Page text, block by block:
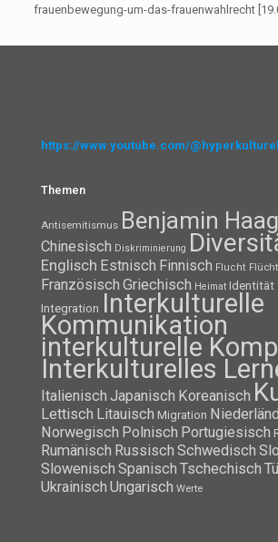
frauenbewegung-um-das-frauenwahlrecht
https://www.youtube.com/@hyperkulturell
Themen
Antisemitismus Benjamin Haag
Chinesisch Diskriminierung
Englisch Estnisch Finnisch Flucht
Französisch Griechisch Heimat Identität
Integration Interkulturelle
Kommunikation
interkulturelle
Interkulturelles
Italienisch Japanisch Koreanisch
Lettisch Litauisch Migration
Norwegisch Polnisch Portugiesisch
Rumänisch Russisch Schwedisch
Slowenisch Spanisch Tschechisch
Ukrainisch Ungarisch Werte